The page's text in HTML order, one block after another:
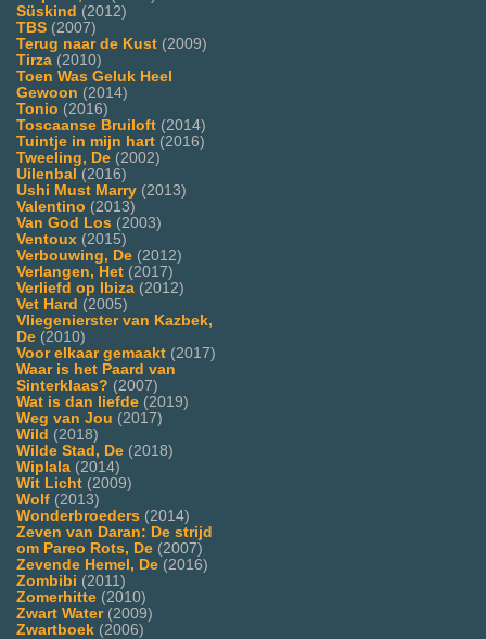
Süskind (2012)
TBS (2007)
Terug naar de Kust (2009)
Tirza (2010)
Toen Was Geluk Heel
Gewoon (2014)
Tonio (2016)
Toscaanse Bruiloft (2014)
Tuintje in mijn hart (2016)
Tweeling, De (2002)
Uilenbal (2016)
Ushi Must Marry (2013)
Valentino (2013)
Van God Los (2003)
Ventoux (2015)
Verbouwing, De (2012)
Verlangen, Het (2017)
Verliefd op Ibiza (2012)
Vet Hard (2005)
Vliegenierster van Kazbek,
De (2010)
Voor elkaar gemaakt (2017)
Waar is het Paard van
Sinterklaas? (2007)
Wat is dan liefde (2019)
Weg van Jou (2017)
Wild (2018)
Wilde Stad, De (2018)
Wiplala (2014)
Wit Licht (2009)
Wolf (2013)
Wonderbroeders (2014)
Zeven van Daran: De strijd
om Pareo Rots, De (2007)
Zevende Hemel, De (2016)
Zombibi (2011)
Zomerhitte (2010)
Zwart Water(2009)
Zwartboek (2006)